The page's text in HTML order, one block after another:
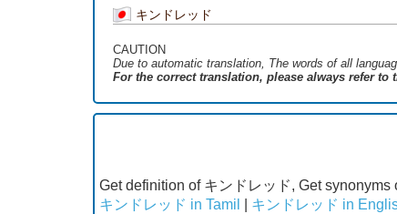
キンドレッド
CAUTION
Due to automatic translation, The words of all
For the correct translation, please always refer to
Get definition of キンドレッド, Get
キンドレッド in Tamil
キンドレッド in